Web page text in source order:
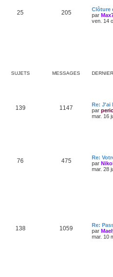
25 205
Clôture
par
ven. 14
SUJETS MESSAGES
139 1147
Re: J'ai
par
mar. 16
76 475
Re:
par
mar. 28
138 1059
Re:
par
mar. 10